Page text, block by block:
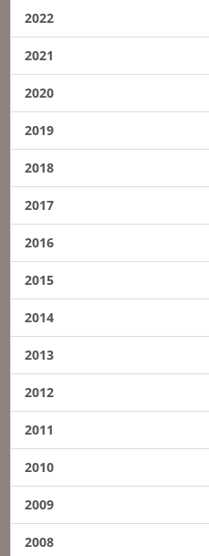
2022
2021
2020
2019
2018
2017
2016
2015
2014
2013
2012
2011
2010
2009
2008